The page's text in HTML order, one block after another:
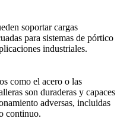
soportar cargas
para sistemas de pórtico
industriales.
como el acero o las
son duraderas y capaces
adversas, incluidas
continuo.